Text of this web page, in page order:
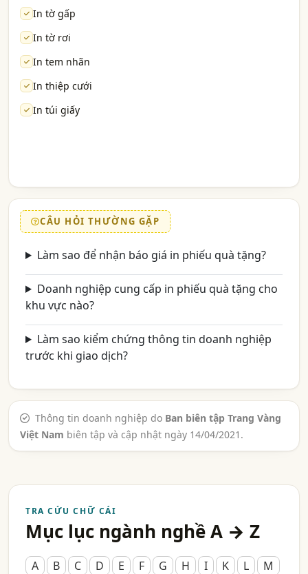
In tờ gấp
In tờ rơi
In tem nhãn
In thiệp cưới
In túi giấy
CÂU HỎI THƯỜNG GẶP
Làm sao để nhận báo giá in phiếu quà tặng?
Doanh nghiệp cung cấp in phiếu quà tặng cho
khu vực nào?
Làm sao kiểm chứng thông tin doanh nghiệp
trước khi giao dịch?
Thông tin doanh nghiệp do Ban biên tập Trang Vàng
Việt Nam biên tập và cập nhật ngày 14/04/2021.
TRA CỨU CHỮ CÁI
Mục lục ngành nghề A → Z
A B C D E F G H I K L
M